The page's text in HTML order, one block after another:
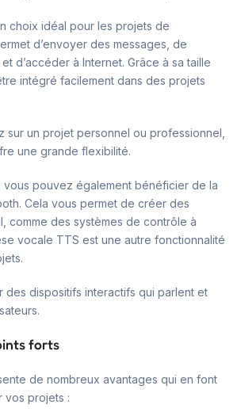
choix idéal pour les projets de
d’envoyer des messages, de
d’accéder à Internet. Grâce à sa taille
intégré facilement dans des projets
sur un projet personnel ou professionnel,
une grande flexibilité.
pouvez également bénéficier de la
Cela vous permet de créer des
comme des systèmes de contrôle à
vocale TTS est une autre fonctionnalité
des dispositifs interactifs qui parlent et
forts
de nombreux avantages qui en font
vos projets :